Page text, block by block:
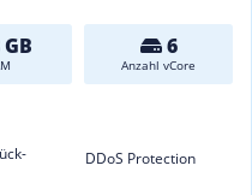
GB 6
Anzahl vCore
DDoS Protection